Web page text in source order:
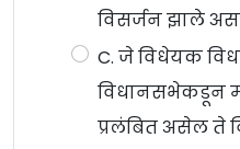
विसर्जन झाले
C. जे विधेयक
विधानसभेकडून
प्रलंबित असेल ते